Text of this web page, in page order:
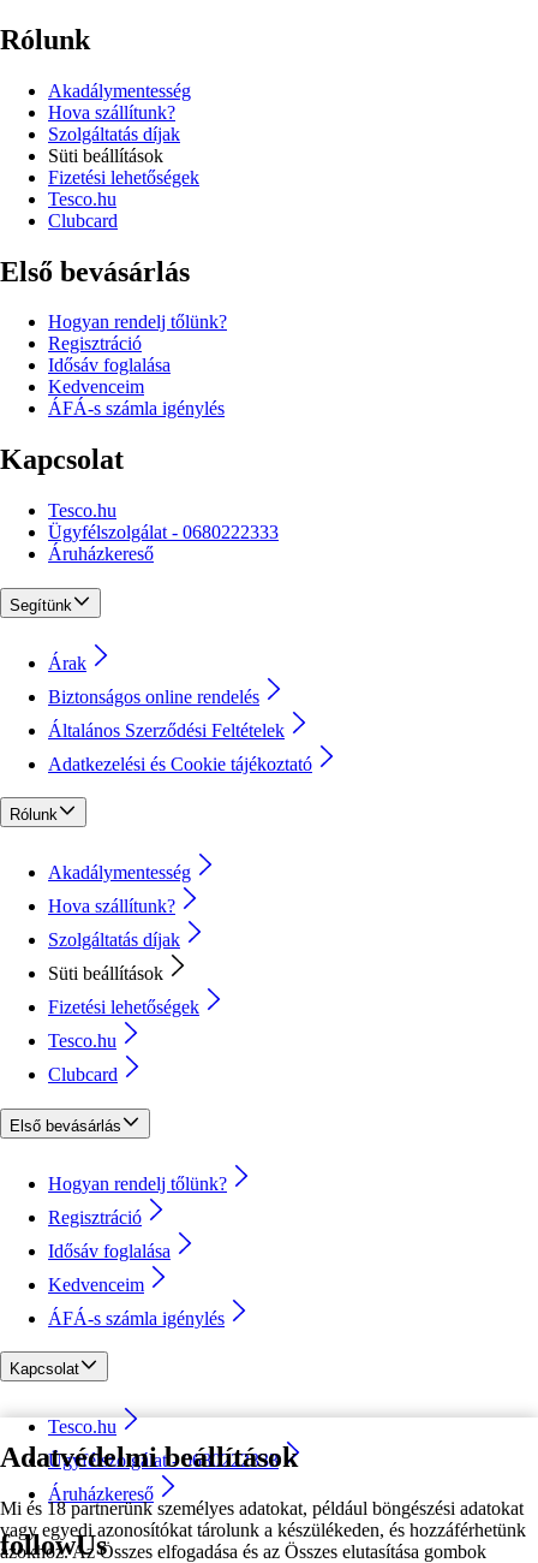
Adatvédelmi beállítások
Mi és 18 partnerünk személyes adatokat, például böngészési adatokat
vagy egyedi azonosítókat tárolunk a készülékeden, és hozzáférhetünk
azokhoz. Az Összes elfogadása és az Összes elutasítása gombok
Rólunk
Akadálymentesség
Hova szállítunk?
Szolgáltatás díjak
Süti beállítások
Fizetési lehetőségek
Tesco.hu
Clubcard
Első bevásárlás
Hogyan rendelj tőlünk?
Regisztráció
Idősáv foglalása
Kedvenceim
ÁFÁ-s számla igénylés
Kapcsolat
Tesco.hu
Ügyfélszolgálat - 0680222333
Áruházkereső
Segítünk
Árak
Biztonságos online rendelés
Általános Szerződési Feltételek
Adatkezelési és Cookie tájékoztató
Rólunk
Akadálymentesség
Hova szállítunk?
Szolgáltatás díjak
Süti beállítások
Fizetési lehetőségek
Tesco.hu
Clubcard
Első bevásárlás
Hogyan rendelj tőlünk?
Regisztráció
Idősáv foglalása
Kedvenceim
ÁFÁ-s számla igénylés
Kapcsolat
Tesco.hu
Ügyfélszolgálat - 0680222333
Áruházkereső
followUs